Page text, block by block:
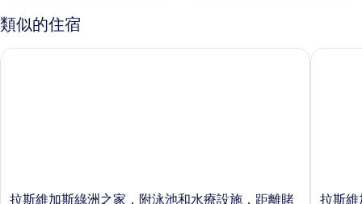
類似的住宿
拉
拉斯維加斯綠洲之家，附泳池和水療設施，距離賭
拉斯維加斯綠洲之家，附泳池和水療設施，距離賭城大道7英里
拉
拉斯維
拉斯維